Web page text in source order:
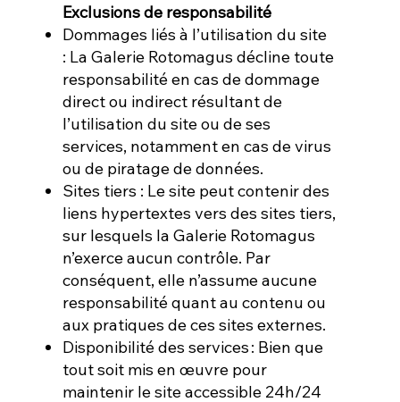
Exclusions de responsabilité
Dommages liés à l’utilisation du site
: La Galerie Rotomagus décline toute
responsabilité en cas de dommage
direct ou indirect résultant de
l’utilisation du site ou de ses
services, notamment en cas de virus
ou de piratage de données.
Sites tiers : Le site peut contenir des
liens hypertextes vers des sites tiers,
sur lesquels la Galerie Rotomagus
n’exerce aucun contrôle. Par
conséquent, elle n’assume aucune
responsabilité quant au contenu ou
aux pratiques de ces sites externes.
Disponibilité des services : Bien que
tout soit mis en œuvre pour
maintenir le site accessible 24h/24